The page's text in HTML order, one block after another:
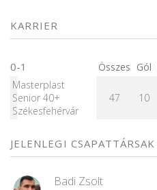
KARRIER
0-1 Összes Gól
Masterplast
Senior 40+
Székesfehérvár
47 10
JELENLEGI CSAPATTÁRSAK
Badi Zsolt